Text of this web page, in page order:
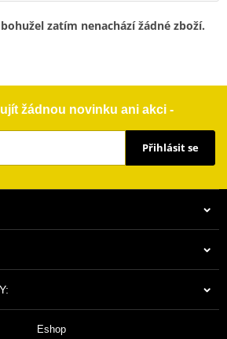
zatím nenachází žádné zboží.
žádnou novinku ani akci -
Přihlásit se
Eshop